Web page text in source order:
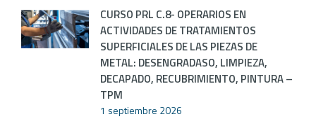
CURSO PRL C.8- OPERARIOS EN
ACTIVIDADES DE TRATAMIENTOS
SUPERFICIALES DE LAS PIEZAS DE
METAL: DESENGRADASO, LIMPIEZA,
DECAPADO, RECUBRIMIENTO, PINTURA –
TPM
1 septiembre 2026